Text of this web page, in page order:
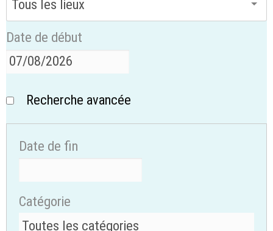
Date de début
Recherche avancée
Date de fin
Catégorie